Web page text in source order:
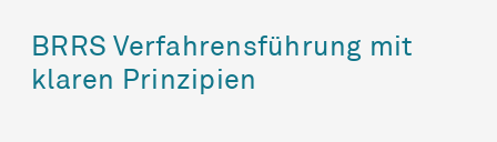
BRRS Verfahrensführung mit
klaren Prinzipien